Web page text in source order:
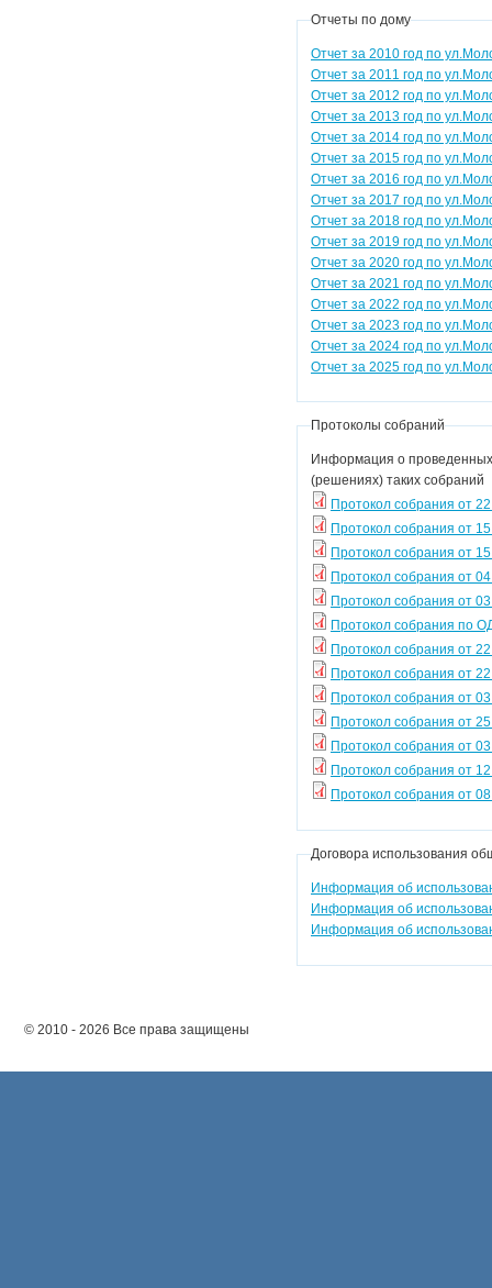
Отчеты по дому
Отчет за 2010 год по
Отчет за 2011 год по
Отчет за 2012 год по
Отчет за 2013 год по
Отчет за 2014 год по
Отчет за 2015 год по
Отчет за 2016 год по
Отчет за 2017 год по
Отчет за 2018 год по
Отчет за 2019 год по
Отчет за 2020 год по
Отчет за 2021 год по
Отчет за 2022 год по
Отчет за 2023 год по
Отчет за 2024 год по
Отчет за 2025 год по
Протоколы собраний
Информация о проведенных
(решениях) таких собраний
Протокол собрания от
Протокол собрания от
Протокол собрания от
Протокол собрания от
Протокол собрания от
Протокол собрания по
Протокол собрания от
Протокол собрания от
Протокол собрания от
Протокол собрания от
Протокол собрания от
Протокол собрания от
Протокол собрания от
Договора использования
Информация об
Информация об
Информация об
© 2010 - 2026 Все права защищены